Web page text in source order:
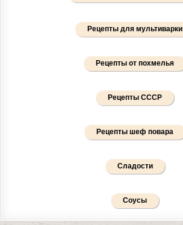
Рецепты для мультиварки
Рецепты от похмелья
Рецепты СССР
Рецепты шеф повара
Сладости
Соусы